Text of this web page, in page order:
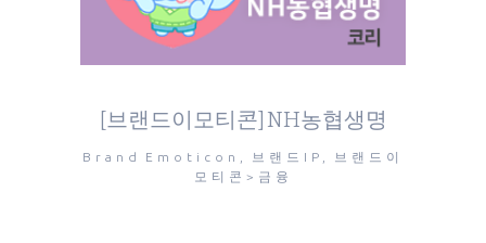
[브랜드이모티콘] NH농협생명
Brand Emoticon, 브랜드IP, 브랜드이
모티콘>금융